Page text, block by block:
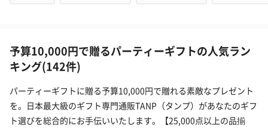
予算10,000円で贈るパーティーギフトの人気ラン
キング(142件)
パーティーギフトに贈る予算10,000円で贈れる素敵なプレゼント
を。日本最大級のギフト専門通販TANP（タンプ）があなたのギフ
ト選びを総合的にお手伝いいたします。【25,000点以上の品揃